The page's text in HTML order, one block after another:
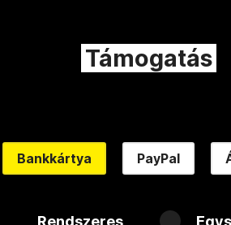
Támogatás
Bankkártya PayPal
Rendszeres